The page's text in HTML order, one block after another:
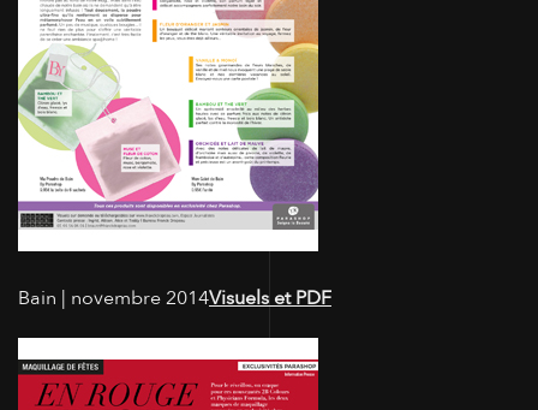
Bain | novembre 2014Visuels et PDF